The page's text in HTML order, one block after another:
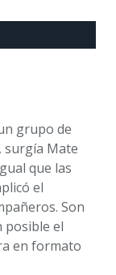
grupo de
surgía Mate
que las
el
Son
posible el
en formato